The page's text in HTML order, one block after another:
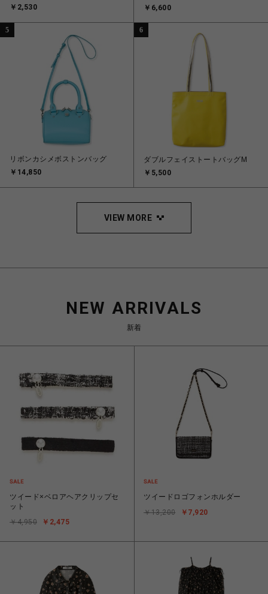
￥2,530
￥6,600
5
リボンカシメボストンバッグ
￥14,850
6
ダブルフェイストートバッグM
￥5,500
VIEW MORE
NEW ARRIVALS
新着
ツイード×ベロアヘアクリップセ
ット
￥2,475
￥4,950
ツイードロゴフォンホルダー
￥7,920
￥13,200